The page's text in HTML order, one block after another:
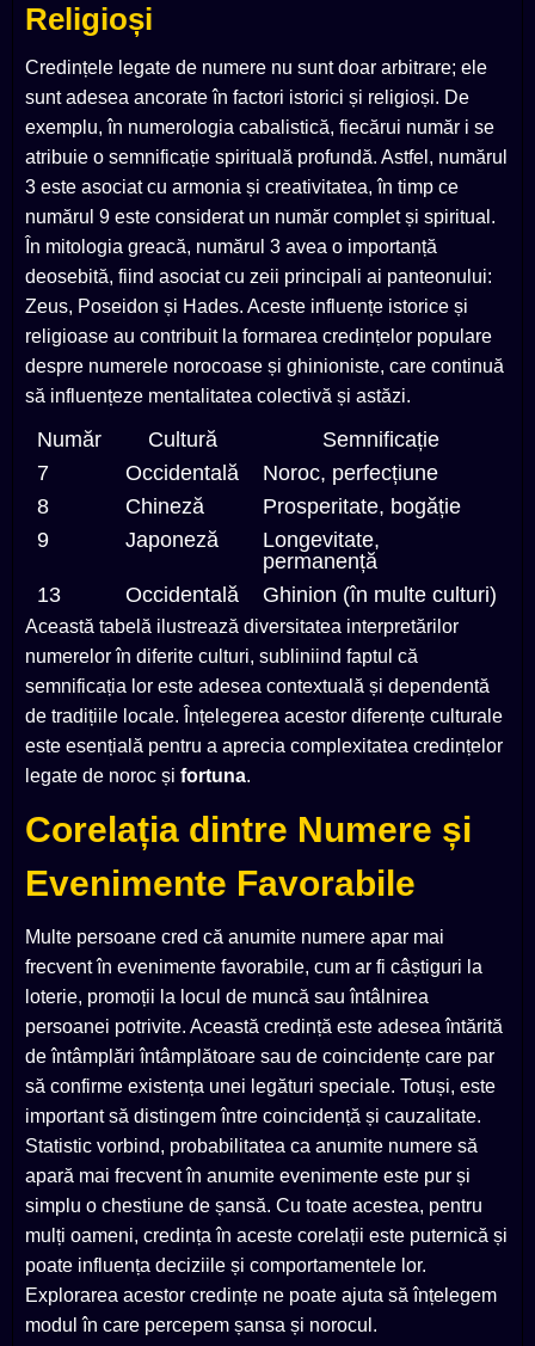
Religioși
Credințele legate de numere nu sunt doar arbitrare; ele
sunt adesea ancorate în factori istorici și religioși. De
exemplu, în numerologia cabalistică, fiecărui număr i se
atribuie o semnificație spirituală profundă. Astfel, numărul
3 este asociat cu armonia și creativitatea, în timp ce
numărul 9 este considerat un număr complet și spiritual.
În mitologia greacă, numărul 3 avea o importanță
deosebită, fiind asociat cu zeii principali ai panteonului:
Zeus, Poseidon și Hades. Aceste influențe istorice și
religioase au contribuit la formarea credințelor populare
despre numerele norocoase și ghinioniste, care continuă
să influențeze mentalitatea colectivă și astăzi.
Număr Cultură
Semnificație
7
Occidentală
Noroc, perfecțiune
8
Chineză
Prosperitate, bogăție
9
Japoneză
Longevitate,
permanență
13
Occidentală Ghinion (în multe culturi)
Această tabelă ilustrează diversitatea interpretărilor
numerelor în diferite culturi, subliniind faptul că
semnificația lor este adesea contextuală și dependentă
de tradițiile locale. Înțelegerea acestor diferențe culturale
este esențială pentru a aprecia complexitatea credințelor
legate de noroc și fortuna.
Corelația dintre Numere și
Evenimente Favorabile
Multe persoane cred că anumite numere apar mai
frecvent în evenimente favorabile, cum ar fi câștiguri la
loterie, promoții la locul de muncă sau întâlnirea
persoanei potrivite. Această credință este adesea întărită
de întâmplări întâmplătoare sau de coincidențe care par
să confirme existența unei legături speciale. Totuși, este
important să distingem între coincidență și cauzalitate.
Statistic vorbind, probabilitatea ca anumite numere să
apară mai frecvent în anumite evenimente este pur și
simplu o chestiune de șansă. Cu toate acestea, pentru
mulți oameni, credința în aceste corelații este puternică și
poate influența deciziile și comportamentele lor.
Explorarea acestor credințe ne poate ajuta să înțelegem
modul în care percepem șansa și norocul.